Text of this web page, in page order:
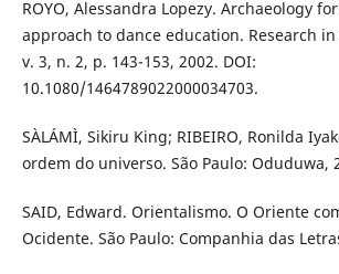
ROYO, Alessandra Lopezy. Archaeology
approach to dance education. Research
v. 3, n. 2, p. 143-153, 2002. DOI:
10.1080/1464789022000034703.
SÀLÁMÌ, Sikiru King; RIBEIRO, Ronilda
ordem do universo. São Paulo: Oduduwa,
SAID, Edward. Orientalismo. O Oriente
Ocidente. São Paulo: Companhia das